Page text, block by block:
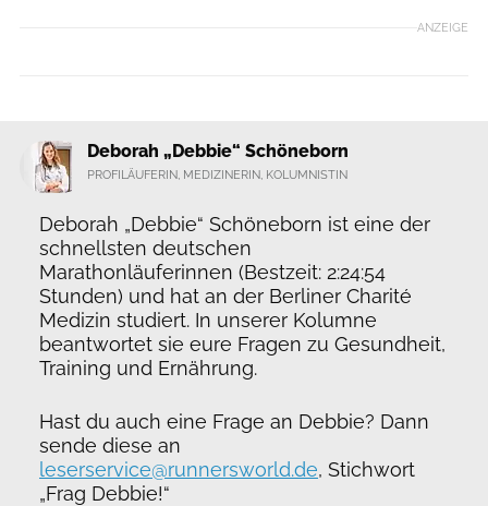
ANZEIGE
Deborah „Debbie“ Schöneborn
PROFILÄUFERIN, MEDIZINERIN, KOLUMNISTIN
Deborah „Debbie“ Schöneborn ist eine der
schnellsten deutschen
Marathonläuferinnen (Bestzeit: 2:24:54
Stunden) und hat an der Berliner Charité
Medizin studiert. In unserer Kolumne
beantwortet sie eure Fragen zu Gesundheit,
Training und Ernährung.
Hast du auch eine Frage an Debbie? Dann
sende diese an
leserservice@runnersworld.de, Stichwort
„Frag Debbie!“